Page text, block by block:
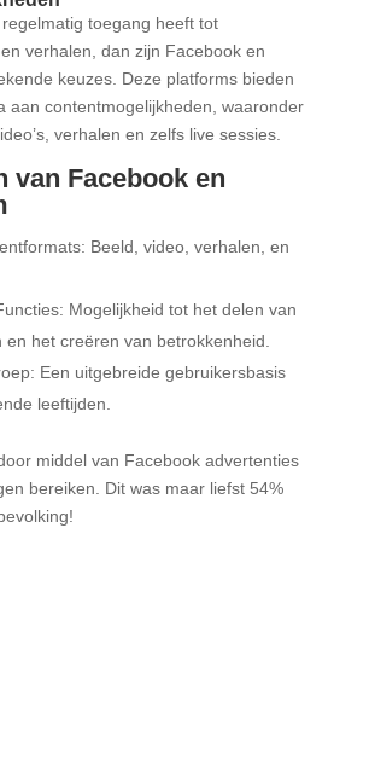
toegang heeft tot
verhalen, dan zijn Facebook en
keuzes. Deze platforms bieden
aan contentmogelijkheden, waaronder
verhalen en zelfs live sessies.
van Facebook en
Beeld, video, verhalen, en
Mogelijkheid tot het delen van
en het creëren van betrokkenheid.
Een uitgebreide gebruikersbasis
leeftijden.
middel van Facebook advertenties
bereiken. Dit was maar liefst 54%